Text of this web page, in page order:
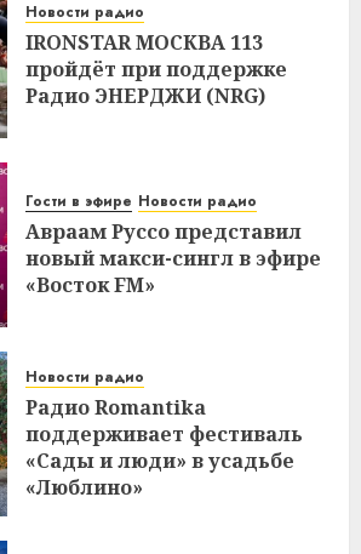
Новости радио
IRONSTAR МОСКВА 113
пройдёт при поддержке
Радио ЭНЕРДЖИ (NRG)
Гости в эфире Новости радио
Авраам Руссо представил
новый макси-сингл в эфире
«Восток FM»
Новости радио
Радио Romantika
поддерживает фестиваль
«Сады и люди» в усадьбе
«Люблино»